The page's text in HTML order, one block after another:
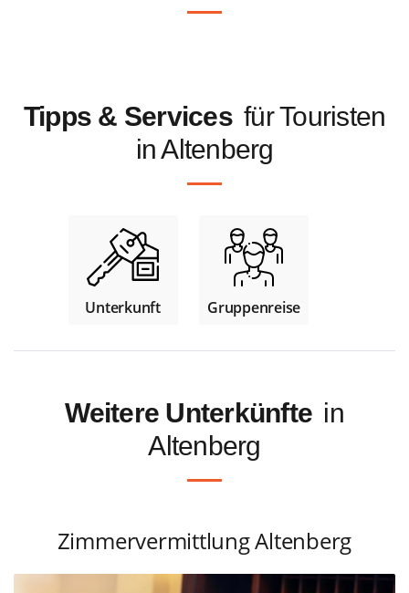
Tipps & Services für Touristen
in Altenberg
Unterkunft Gruppenreise
Weitere Unterkünfte in
Altenberg
Zimmervermittlung Altenberg